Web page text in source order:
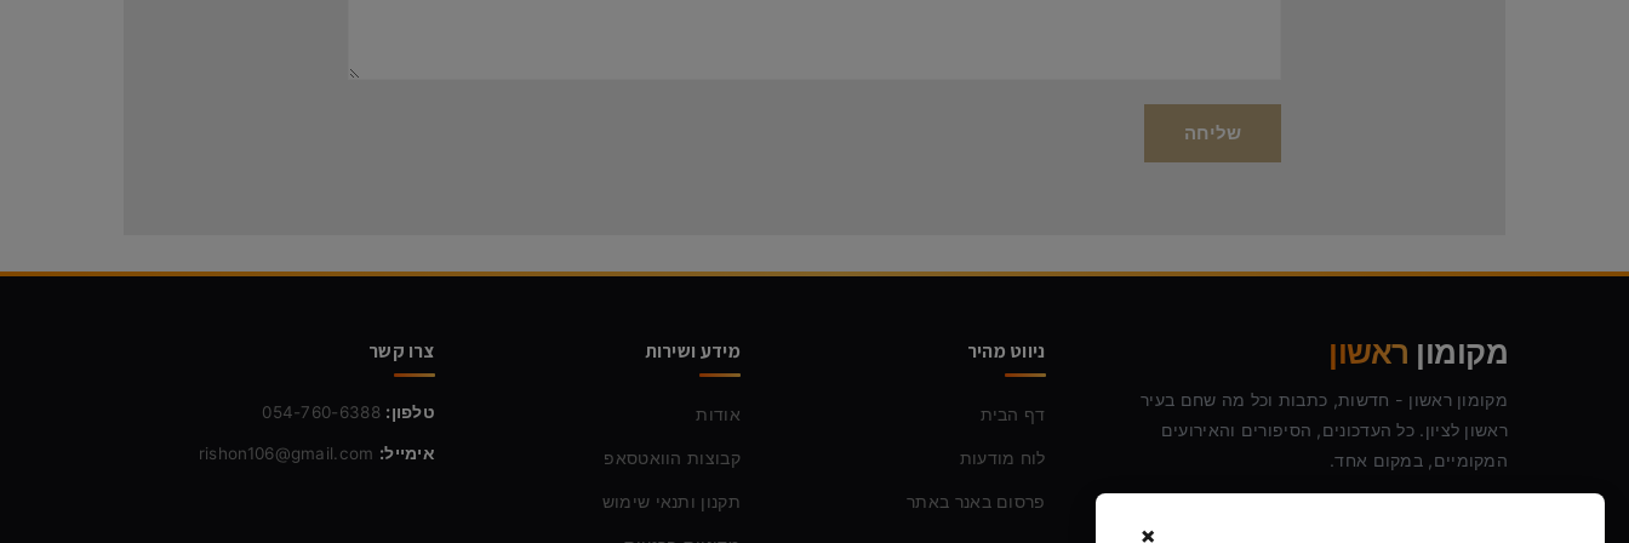
מקומון ראשון
מקומון ראשון - חדשות, כתבות וכל מה שחם בעיר
ראשון לציון. כל העדכונים, הסיפורים והאירועים
המקומיים, במקום אחד.
ניווט מהיר
דף הבית
לוח מודעות
פרסום באנר באתר
מידע ושירות
אודות
קבוצות הוואטסאפ
תקנון ותנאי שימוש
צרו קשר
טלפון: 054-760-6388
אימייל: rishon106@gmail.com